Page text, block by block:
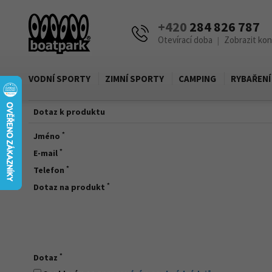
+420 284 826 787
Otevírací doba | Zobrazit
VODNÍ SPORTY ZIMNÍ SPORTY CAMPING RYBAŘENÍ
Dotaz k produktu
Jméno *
E-mail *
Telefon *
Dotaz na produkt *
Dotaz *